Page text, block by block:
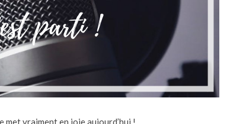
met vraiment en joie aujourd’hui !